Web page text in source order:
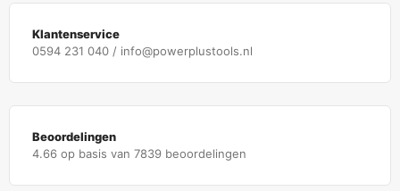
Klantenservice
0594 231 040 / info@powerplustools.nl
Beoordelingen
4.66 op basis van 7839 beoordelingen